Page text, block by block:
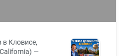
в Кловисе,
—